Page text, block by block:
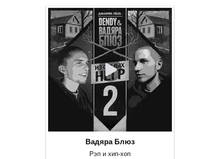
Вадяра Блюз
Рэп и хип-хоп